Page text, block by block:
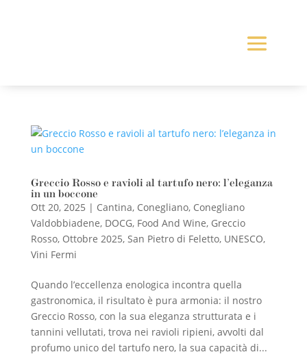
Greccio Rosso e ravioli al tartufo nero: l’eleganza
in un boccone
Ott 20, 2025 | Cantina, Conegliano, Conegliano
Valdobbiadene, DOCG, Food And Wine, Greccio
Rosso, Ottobre 2025, San Pietro di Feletto, UNESCO,
Vini Fermi
Quando l’eccellenza enologica incontra quella
gastronomica, il risultato è pura armonia: il nostro
Greccio Rosso, con la sua eleganza strutturata e i
tannini vellutati, trova nei ravioli ripieni, avvolti dal
profumo unico del tartufo nero, la sua capacità di...